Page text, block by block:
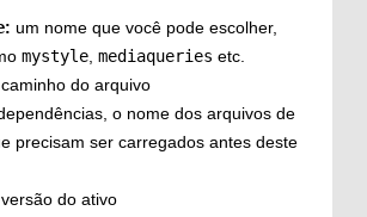
: um nome que você pode escolher,
mystyle mediaqueries etc.
do arquivo
o nome dos arquivos de
precisam ser carregados antes deste
do ativo